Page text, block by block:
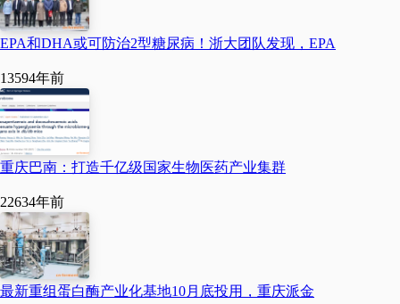
EPA和DHA或可防治2型糖尿病！浙大团队发现，EPA
13594年前
重庆巴南：打造千亿级国家生物医药产业集群
22634年前
最新重组蛋白酶产业化基地10月底投用，重庆派金